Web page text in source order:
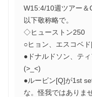
W15:4/10週ツアー＆
以下敬称略で。
◇ヒューストン250
○ヒョン、エスコベ
●ドナルドソン、テ
(>_<)
●ルービン[Q]が1st
な。怪我ではありま